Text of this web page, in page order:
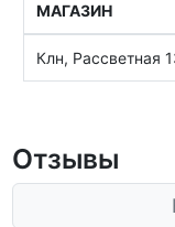
МАГАЗИН
Клн, Рассветная
Отзывы